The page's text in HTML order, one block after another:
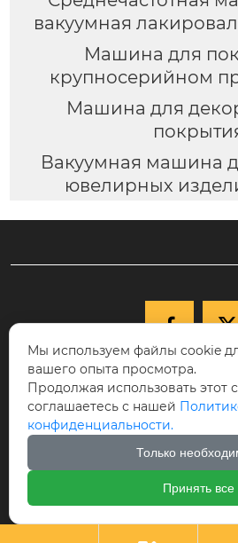
вакуумная
Машина для
крупносерийном
Машина для
Вакуумная машина
ювелирных
 
 +86-15040177271

КНР, провинция
Новый район Шэньбэй,
68-17, индекс 110122.
 cici@ikspvd.com
Мы используем файлы cookie
вашего опыта просмотра.
Продолжая использовать этот
соглашаетесь с нашей
конфиденциальности.
Только
Принять все